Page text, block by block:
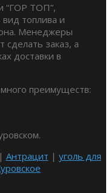
“ГОР ТОП”,
топлива и
Менеджеры
сделать заказ, а
доставки в
преимуществ:
Антрацит | уголь для